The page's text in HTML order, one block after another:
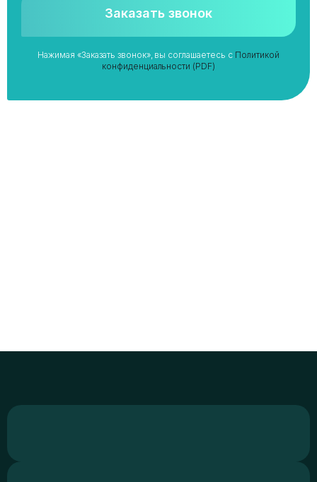
Заказать звонок
Нажимая «Заказать звонок», вы соглашаетесь с Политикой
конфиденциальности (PDF)